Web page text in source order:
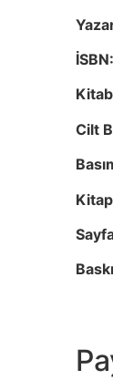
İSBN:
Cilt